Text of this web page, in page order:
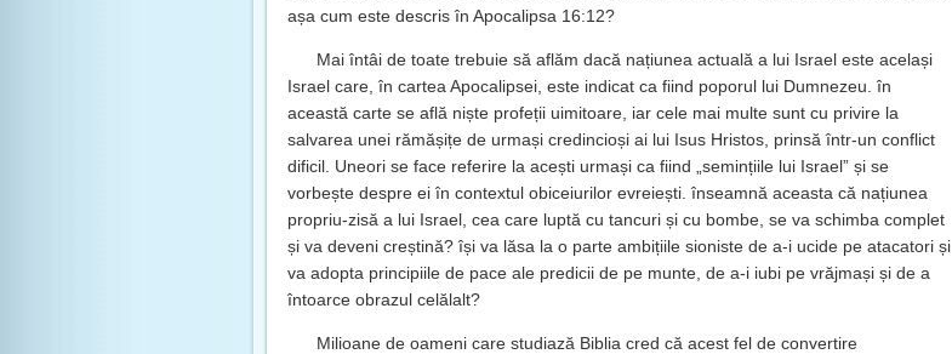
așa cum este descris în Apocalipsa 16:12?
Mai întâi de toate trebuie să aflăm dacă națiunea actuală a lui Israel este același
Israel care, în cartea Apocalipsei, este indicat ca fiind poporul lui Dumnezeu. în
această carte se află niște profeții uimitoare, iar cele mai multe sunt cu privire la
salvarea unei rămășițe de urmași credincioși ai lui Isus Hristos, prinsă într-un conflict
dificil. Uneori se face referire la acești urmași ca fiind „semințiile lui Israel” și se
vorbește despre ei în contextul obiceiurilor evreiești. înseamnă aceasta că națiunea
propriu-zisă a lui Israel, cea care luptă cu tancuri și cu bombe, se va schimba complet
și va deveni creștină? își va lăsa la o parte ambițiile sioniste de a-i ucide pe atacatori și
va adopta principiile de pace ale predicii de pe munte, de a-i iubi pe vrăjmași și de a
întoarce obrazul celălalt?
Milioane de oameni care studiază Biblia cred că acest fel de convertire